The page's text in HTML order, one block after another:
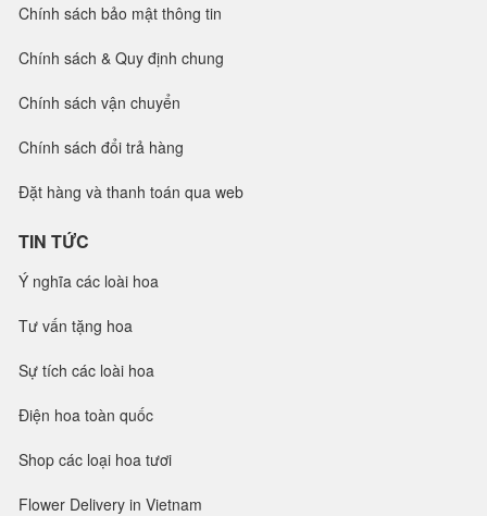
Chính sách bảo mật thông tin
Chính sách & Quy định chung
Chính sách vận chuyển
Chính sách đổi trả hàng
Đặt hàng và thanh toán qua web
TIN TỨC
Ý nghĩa các loài hoa
Tư vấn tặng hoa
Sự tích các loài hoa
Điện hoa toàn quốc
Shop các loại hoa tươi
Flower Delivery in Vietnam